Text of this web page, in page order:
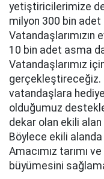
yetiştiricilerimize
milyon 300 bin adet
Vatandaşlarımızın
10 bin adet asma
Vatandaşlarımız
gerçekleştireceğiz.
vatandaşlara
olduğumuz
dekar olan ekili
Böylece ekili
Amacımız tarımı
büyümesini